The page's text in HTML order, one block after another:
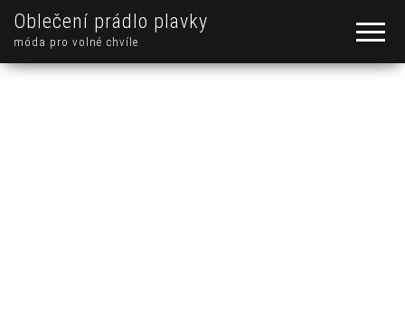
Oblečení prádlo plavky
móda pro volné chvíle